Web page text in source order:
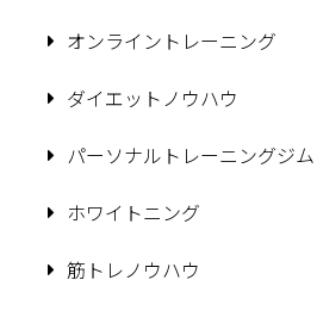
オンライントレーニング
ダイエットノウハウ
パーソナルトレーニングジム
ホワイトニング
筋トレノウハウ